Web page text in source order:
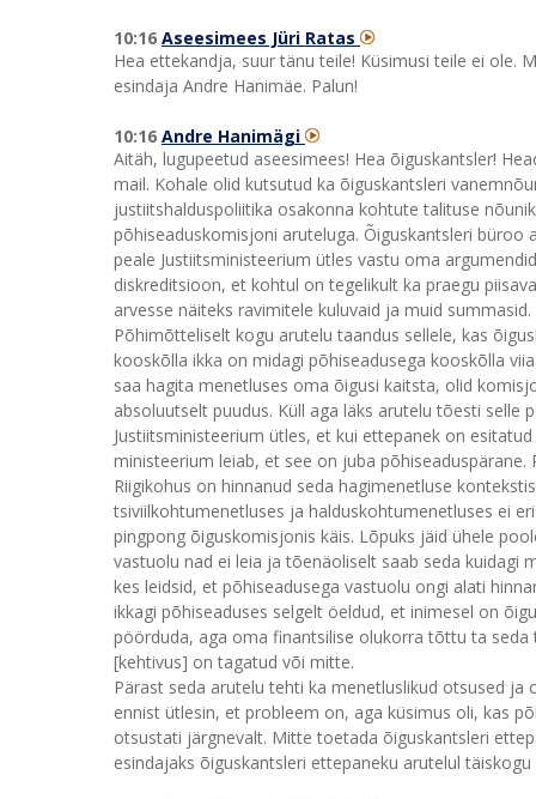
10:16 Aseesimees Jüri Ratas
Hea ettekandja, suur tänu teile! Küsimusi teile ei ole.
esindaja Andre Hanimäe. Palun!
10:16 Andre Hanimägi
Aitäh, lugupeetud aseesimees! Hea õiguskantsler!
mail. Kohale olid kutsutud ka õiguskantsleri
justiitshalduspoliitika osakonna kohtute talituse
põhiseaduskomisjoni aruteluga. Õiguskantsleri
peale Justiitsministeerium ütles vastu oma
diskreditsioon, et kohtul on tegelikult ka praegu
arvesse näiteks ravimitele kuluvaid ja muid summasid.
Põhimõtteliselt kogu arutelu taandus sellele, kas
kooskõlla ikka on midagi põhiseadusega kooskõlla
saa hagita menetluses oma õigusi kaitsta, olid
absoluutselt puudus. Küll aga läks arutelu tõesti selle
Justiitsministeerium ütles, et kui ettepanek on
ministeerium leiab, et see on juba
Riigikohus on hinnanud seda hagimenetluse
tsiviilkohtumenetluses ja halduskohtumenetluses ei
pingpong õiguskomisjonis käis. Lõpuks jäid ühele
vastuolu nad ei leia ja tõenäoliselt saab seda
kes leidsid, et põhiseadusega vastuolu ongi alati
ikkagi põhiseaduses selgelt öeldud, et inimesel on
pöörduda, aga oma finantsilise olukorra tõttu ta
[kehtivus] on tagatud või mitte.
Pärast seda arutelu tehti ka menetluslikud otsused
ennist ütlesin, et probleem on, aga küsimus oli, kas
otsustati järgnevalt. Mitte toetada õiguskantsleri
esindajaks õiguskantsleri ettepaneku arutelul